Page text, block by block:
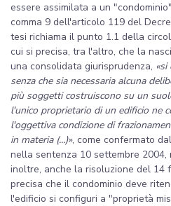
essere assimilata a un
comma 9 dell'articolo 119 del
tesi richiama il punto 1.1 della
cui si precisa, tra l'altro, che la
una consolidata giurisprudenza, «si
senza che sia necessaria alcuna
più soggetti costruiscono su un
l'unico proprietario di un edificio ne
l'oggettiva condizione di
in materia (...)», come confermato
nella sentenza 10 settembre 2004,
inoltre, anche la risoluzione del 14
precisa che il condominio deve
l'edificio si configuri a "proprietà